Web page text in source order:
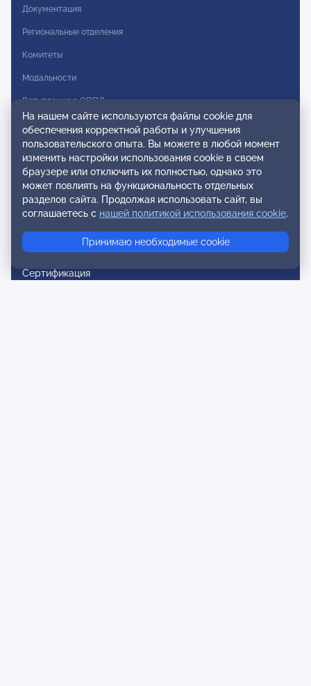
Документация
Региональные отделения
Комитеты
Модальности
Вступление в ОППЛ
Реестры
Реестр наблюдательных членов
Реестр консультативных членов
Реестр действительных членов
Сертификация
На нашем сайте используются файлы cookie для
обеспечения корректной работы и улучшения
пользовательского опыта. Вы можете в любой момент
изменить настройки использования cookie в своем
браузере или отключить их полностью, однако это
может повлиять на функциональность отдельных
разделов сайта. Продолжая использовать сайт, вы
соглашаетесь с нашей политикой использования cookie.
Принимаю необходимые cookie